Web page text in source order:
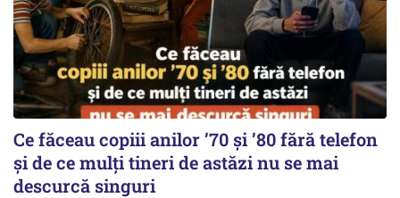
Ce făceau copiii anilor ’70 și ’80 fără telefon
și de ce mulți tineri de astăzi nu se mai
descurcă singuri